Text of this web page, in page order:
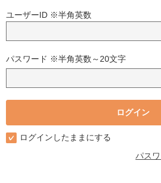
ユーザーID ※半角英数
パスワード ※半角英数～20文字
ログインしたままにする
パス